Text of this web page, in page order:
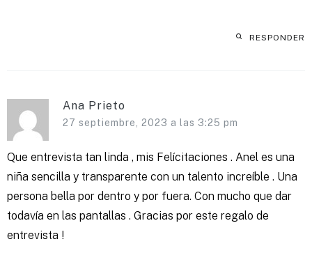
RESPONDER
Ana Prieto
27 septiembre, 2023 a las 3:25 pm
Que entrevista tan linda , mis Felícitaciones . Anel es una
niña sencilla y transparente con un talento increíble . Una
persona bella por dentro y por fuera. Con mucho que dar
todavía en las pantallas . Gracias por este regalo de
entrevista !